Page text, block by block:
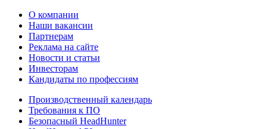
О компании
Наши вакансии
Партнерам
Реклама на сайте
Новости и статьи
Инвесторам
Кандидаты по профессиям
Производственный календарь
Требования к ПО
Безопасный HeadHunter